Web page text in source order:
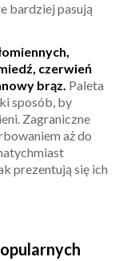
bardziej pasują
czerwień
brąz. Paleta
sposób, by
Zagraniczne
aż do
prezentują się ich